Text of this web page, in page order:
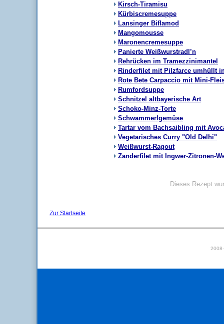
Kirsch-Tiramisu
Kürbiscremesuppe
Lansinger Biflamod
Mangomousse
Maronencremesuppe
Panierte Weißwurstradl’n
Rehrücken im Tramezzinimantel
Rinderfilet mit Pilzfarce umhüllt
Rote Bete Carpaccio mit Mini-
Rumfordsuppe
Schnitzel altbayerische Art
Schoko-Minz-Torte
Schwammerlgemüse
Tartar vom Bachsaibling mit
Vegetarisches Curry "Old Delhi"
Weißwurst-Ragout
Zanderfilet mit Ingwer-Zitronen-
Dieses Rezept
Zur Startseite